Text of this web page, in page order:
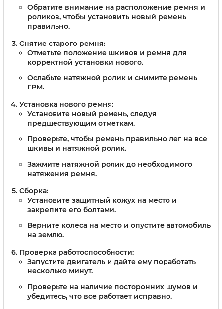
Обратите внимание на расположение ремня и
роликов, чтобы установить новый ремень
правильно.
Снятие старого ремня:
Отметьте положение шкивов и ремня для
корректной установки нового.
Ослабьте натяжной ролик и снимите ремень
ГРМ.
Установка нового ремня:
Установите новый ремень, следуя
предшествующим отметкам.
Проверьте, чтобы ремень правильно лег на все
шкивы и натяжной ролик.
Зажмите натяжной ролик до необходимого
натяжения ремня.
Сборка:
Установите защитный кожух на место и
закрепите его болтами.
Верните колеса на место и опустите автомобиль
на землю.
Проверка работоспособности:
Запустите двигатель и дайте ему поработать
несколько минут.
Проверьте на наличие посторонних шумов и
убедитесь, что все работает исправно.